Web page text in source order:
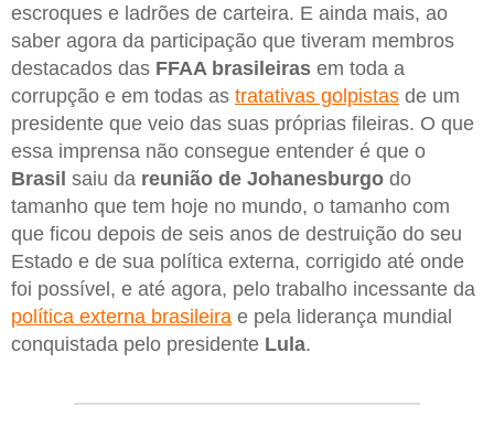
escroques e ladrões de carteira. E ainda mais, ao
saber agora da participação que tiveram membros
destacados das FFAA brasileiras em toda a
corrupção e em todas as tratativas golpistas de um
presidente que veio das suas próprias fileiras. O que
essa imprensa não consegue entender é que o
Brasil saiu da reunião de Johanesburgo do
tamanho que tem hoje no mundo, o tamanho com
que ficou depois de seis anos de destruição do seu
Estado e de sua política externa, corrigido até onde
foi possível, e até agora, pelo trabalho incessante da
política externa brasileira e pela liderança mundial
conquistada pelo presidente Lula.